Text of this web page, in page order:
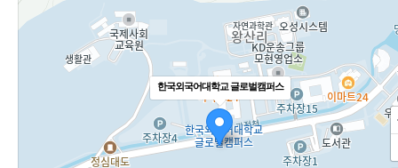
한국외국어대학교 글로벌캠퍼스